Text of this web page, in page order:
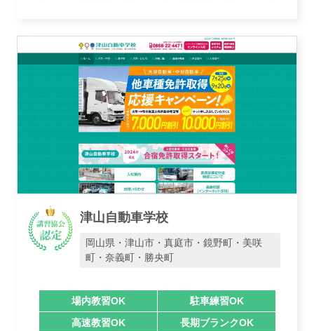
業者様登録はこちら
津山自動車学校
岡山県・津山市・真庭市・鏡野町・美咲
町・奈義町・勝央町
場内教習OK
駐車練習OK
高速教習OK
長期ブランクOK